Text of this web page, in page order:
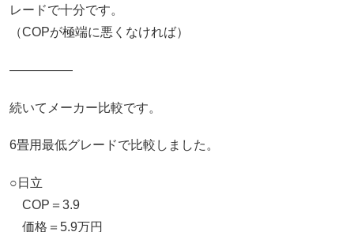
レードで十分です。
（COPが極端に悪くなければ）
―――――
続いてメーカー比較です。
6畳用最低グレードで比較しました。
○日立
COP＝3.9
価格＝5.9万円